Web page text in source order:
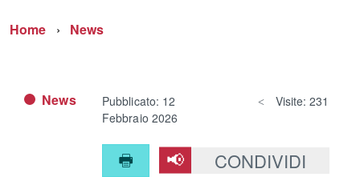
Home News
News
Pubblicato: 12
Febbraio 2026
Visite: 231
CONDIVIDI